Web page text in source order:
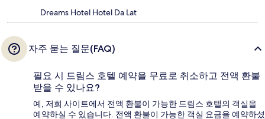
Dreams Hotel Hotel Da Lat
자주 묻는 질문(FAQ)
필요 시 드림스 호텔 예약을 무료로 취소하고 전액 환불
받을 수 있나요?
예, 저희 사이트에서 전액 환불이 가능한 드림스 호텔의 객실을
예약하실 수 있습니다. 전액 환불이 가능한 객실 요금을 예약하셨